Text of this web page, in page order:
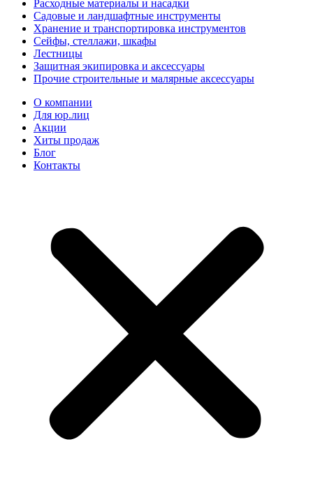
Расходные материалы и насадки
Садовые и ландшафтные инструменты
Хранение и транспортировка инструментов
Сейфы, стеллажи, шкафы
Лестницы
Защитная экипировка и аксессуары
Прочие строительные и малярные аксессуары
О компании
Для юр.лиц
Акции
Хиты продаж
Блог
Контакты